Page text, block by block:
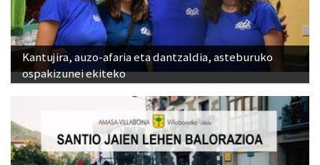
Kantujira, auzo-afaria eta dantzaldia, asteburuko
ospakizunei ekiteko